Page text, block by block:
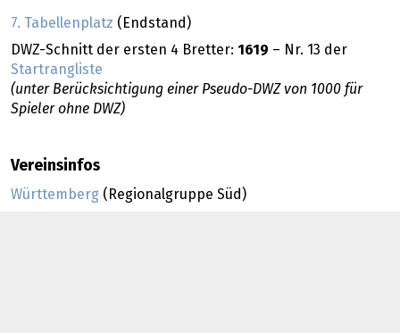
7. Tabellenplatz (Endstand)
DWZ-Schnitt der ersten 4 Bretter: 1619 – Nr. 13 der
Startrangliste
(unter Berücksichtigung einer Pseudo-DWZ von 1000 für
Spieler ohne DWZ)
Vereinsinfos
Württemberg (Regionalgruppe Süd)